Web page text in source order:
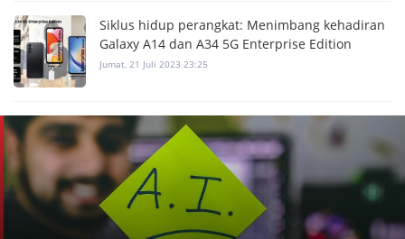
Siklus hidup perangkat: Menimbang kehadiran
Galaxy A14 dan A34 5G Enterprise Edition
Jumat, 21 Juli 2023 23:25